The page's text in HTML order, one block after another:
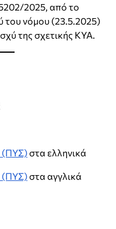
2025, από το
του νόμου (23.5.2025)
της σχετικής ΚΥΑ.
(ΠΥΣ)στα ελληνικά
(ΠΥΣ)στα αγγλικά